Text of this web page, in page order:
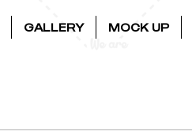
GALLERY MOCK UP